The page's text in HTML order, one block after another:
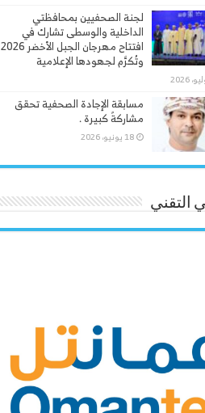
لجنة الصحفيين بمحافظتي
الداخلية والوسطى تشارك في
افتتاح مهرجان الجبل الأخضر 2026
وتُكرَّم لجهودها الإعلامية
مسابقة الإجادة الصحفية تحقق
مشاركةً كبيرة .
18 يونيو، 2026
التقني